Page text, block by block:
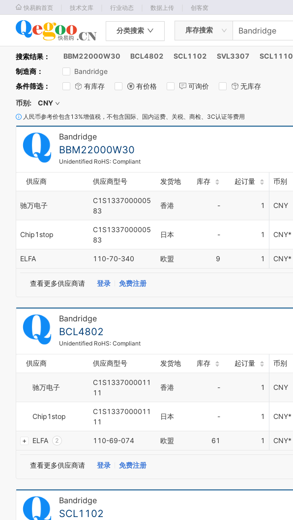
快易购首页 技术文库 行业动态 数据上传 创客窝
分类搜索 库存搜索
搜索结果： BBM22000W30 BCL4802 SCL1102 SVL3307 SCL1110
制造商 ：
Bandridge
条件筛选： 有库存 有价格 可询价
无库存
币别:
CNY
人民币参考价包含13%增值税，不包含国际、国内运费、关税、商检、3C认证等费用
Bandridge
BBM22000W30
Unidentified RoHS: Compliant
供应商 供应商型号 发货地 库存 起订量 币别
驰万电子
C1S1337000005
83
香港 - 1 CNY
Chip1stop
C1S1337000005
83
日本 - 1 CNY*
ELFA 110-70-340 欧盟 9 1 CNY*
查看更多供应商请 登录 免费注册
Bandridge
BCL4802
Unidentified RoHS: Compliant
供应商 供应商型号 发货地 库存 起订量 币别
驰万电子
C1S1337000011
11
香港 - 1 CNY
Chip1stop
C1S1337000011
11
日本 - 1 CNY*
ELFA
7
0
2
5
7
110-69-074 欧盟 61 1 CNY*
查看更多供应商请 登录 免费注册
Bandridge
SCL1102